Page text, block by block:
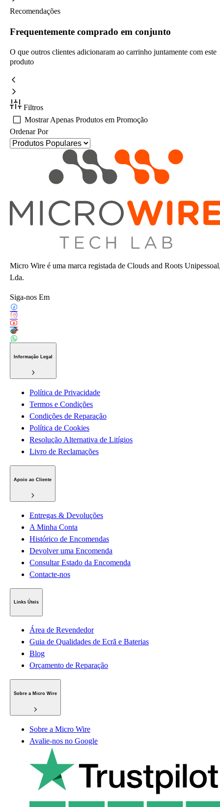
Recomendações
Frequentemente comprado em conjunto
O que outros clientes adicionaram ao carrinho juntamente com este
produto
Filtros
Mostrar Apenas Produtos em Promoção
Ordenar Por
Micro Wire é uma marca registada de Clouds and Roots
Lda.
Siga-nos Em
Informação Legal
Política de Privacidade
Termos e Condições
Condições de Reparação
Política de Cookies
Resolução Alternativa de Litígios
Livro de Reclamações
Apoio ao Cliente
Entregas & Devoluções
A Minha Conta
Histórico de Encomendas
Devolver uma Encomenda
Consultar Estado da Encomenda
Contacte-nos
Links Úteis
Área de Revendedor
Guia de Qualidades de Ecrã e Baterias
Blog
Orçamento de Reparação
Sobre a Micro Wire
Sobre a Micro Wire
Avalie-nos no Google